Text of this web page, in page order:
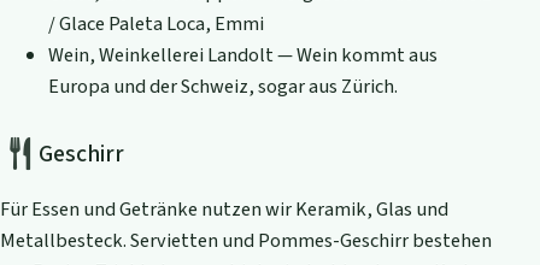
/ Glace Paleta Loca, Emmi
Wein, Weinkellerei Landolt — Wein kommt aus
Europa und der Schweiz, sogar aus Zürich.
Geschirr
Für Essen und Getränke nutzen wir Keramik, Glas und
Metallbesteck. Servietten und Pommes-Geschirr bestehen